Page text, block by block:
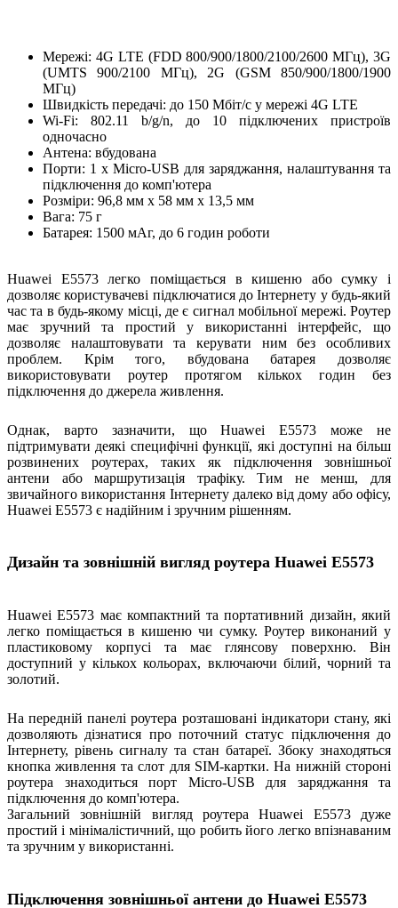
Мережі: 4G LTE (FDD 800/900/1800/2100/2600 МГц), 3G
(UMTS 900/2100 МГц), 2G (GSM 850/900/1800/1900
МГц)
Швидкість передачі: до 150 Мбіт/с у мережі 4G LTE
Wi-Fi: 802.11 b/g/n, до 10 підключених пристроїв
одночасно
Антена: вбудована
Порти: 1 x Micro-USB для заряджання, налаштування та
підключення до комп'ютера
Розміри: 96,8 мм x 58 мм x 13,5 мм
Вага: 75 г
Батарея: 1500 мАг, до 6 годин роботи
Huawei E5573 легко поміщається в кишеню або сумку і
дозволяє користувачеві підключатися до Інтернету у будь-який
час та в будь-якому місці, де є сигнал мобільної мережі. Роутер
має зручний та простий у використанні інтерфейс, що
дозволяє налаштовувати та керувати ним без особливих
проблем. Крім того, вбудована батарея дозволяє
використовувати роутер протягом кількох годин без
підключення до джерела живлення.
Однак, варто зазначити, що Huawei E5573 може не
підтримувати деякі специфічні функції, які доступні на більш
розвинених роутерах, таких як підключення зовнішньої
антени або маршрутизація трафіку. Тим не менш, для
звичайного використання Інтернету далеко від дому або офісу,
Huawei E5573 є надійним і зручним рішенням.
Дизайн та зовнішній вигляд роутера Huawei E5573
Huawei E5573 має компактний та портативний дизайн, який
легко поміщається в кишеню чи сумку. Роутер виконаний у
пластиковому корпусі та має глянсову поверхню. Він
доступний у кількох кольорах, включаючи білий, чорний та
золотий.
На передній панелі роутера розташовані індикатори стану, які
дозволяють дізнатися про поточний статус підключення до
Інтернету, рівень сигналу та стан батареї. Збоку знаходяться
кнопка живлення та слот для SIM-картки. На нижній стороні
роутера знаходиться порт Micro-USB для заряджання та
підключення до комп'ютера.
Загальний зовнішній вигляд роутера Huawei E5573 дуже
простий і мінімалістичний, що робить його легко впізнаваним
та зручним у використанні.
Підключення зовнішньої антени до Huawei E5573